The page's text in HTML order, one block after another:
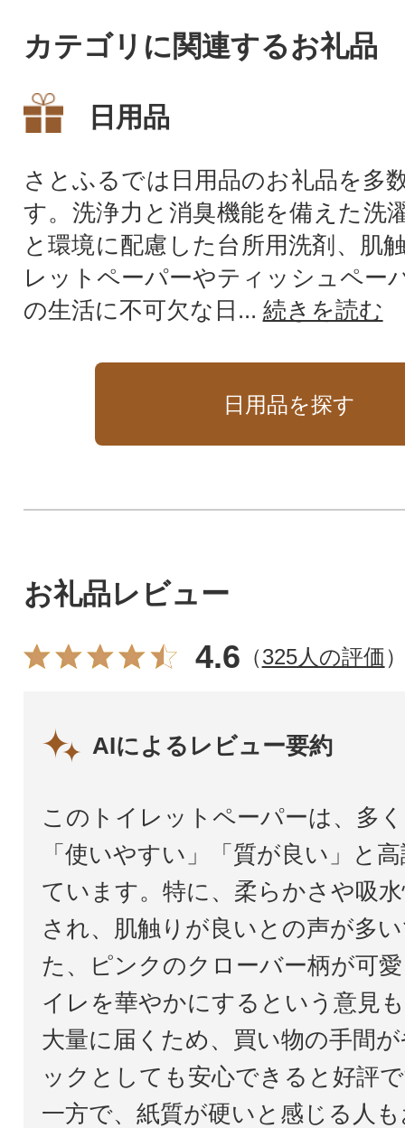
カテゴリに関連するお礼品
日用品
さとふるでは日用品のお礼品を多
す。洗浄力と消臭機能を備えた洗
と環境に配慮した台所用洗剤、肌
レットペーパーやティッシュペー
の生活に不可欠な日... 続きを読む
日用品を探す
お礼品レビュー
4.6 （325人の評価
AIによるレビュー要約
このトイレットペーパーは、多
「使いやすい」「質が良い」と
ています。特に、柔らかさや吸
され、肌触りが良いとの声が多
た、ピンクのクローバー柄が可
イレを華やかにするという意見
大量に届くため、買い物の手間
ックとしても安心できると好評
一方で、紙質が硬いと感じる人